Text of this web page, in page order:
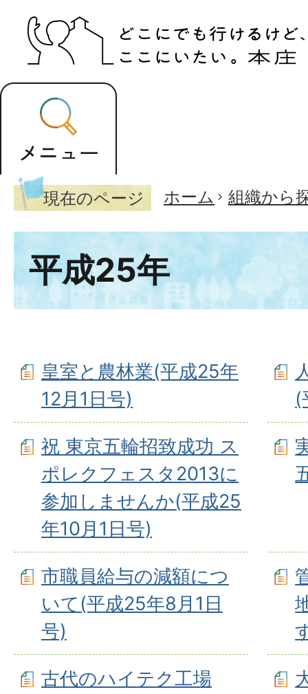
現在のページ ホーム 組織から
平成25年
皇室と農林業(平成25年
12月1日号)
(
祝 東京五輪招致成功 ス
ポレクフェスタ2013に
参加しませんか(平成25
年10月1日号)
市職員給与の減額につ
いて(平成25年8月1日
号)
古代のハイテク工場